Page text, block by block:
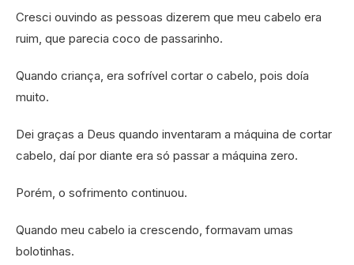
Cresci ouvindo as pessoas dizerem que meu cabelo era
ruim, que parecia coco de passarinho.
Quando criança, era sofrível cortar o cabelo, pois doía
muito.
Dei graças a Deus quando inventaram a máquina de cortar
cabelo, daí por diante era só passar a máquina zero.
Porém, o sofrimento continuou.
Quando meu cabelo ia crescendo, formavam umas
bolotinhas.